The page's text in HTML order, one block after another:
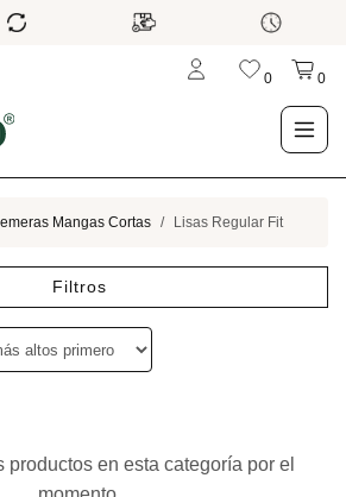
0 0
Mangas Cortas Lisas Regular Fit
Filtros
productos en esta categoría por el